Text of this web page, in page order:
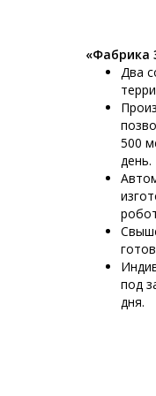
«Фабрика
Два
500
день.
под
дня.